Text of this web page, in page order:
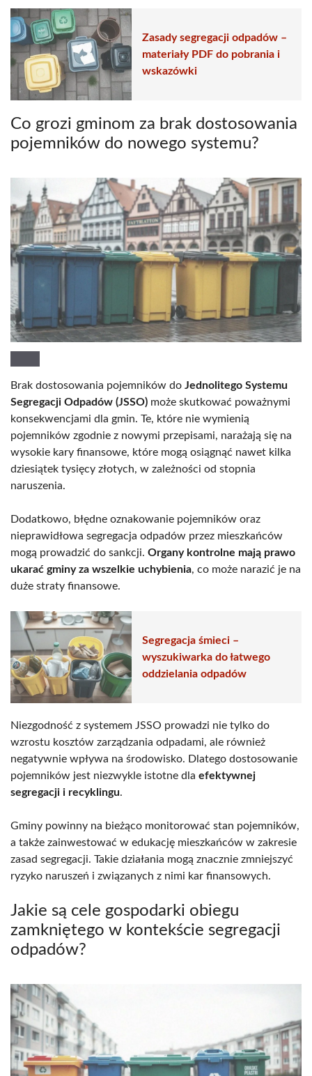
Zasady segregacji odpadów –
materiały PDF do pobrania i
wskazówki
Co grozi gminom za brak dostosowania
pojemników do nowego systemu?
Brak dostosowania pojemników do Jednolitego Systemu
Segregacji Odpadów (JSSO) może skutkować poważnymi
konsekwencjami dla gmin. Te, które nie wymienią
pojemników zgodnie z nowymi przepisami, narażają się na
wysokie kary finansowe, które mogą osiągnąć nawet kilka
dziesiątek tysięcy złotych, w zależności od stopnia
naruszenia.
Dodatkowo, błędne oznakowanie pojemników oraz
nieprawidłowa segregacja odpadów przez mieszkańców
mogą prowadzić do sankcji. Organy kontrolne mają prawo
ukarać gminy za wszelkie uchybienia, co może narazić je na
duże straty finansowe.
Segregacja śmieci –
wyszukiwarka do łatwego
oddzielania odpadów
Niezgodność z systemem JSSO prowadzi nie tylko do
wzrostu kosztów zarządzania odpadami, ale również
negatywnie wpływa na środowisko. Dlatego dostosowanie
pojemników jest niezwykle istotne dla efektywnej
segregacji i recyklingu.
Gminy powinny na bieżąco monitorować stan pojemników,
a także zainwestować w edukację mieszkańców w zakresie
zasad segregacji. Takie działania mogą znacznie zmniejszyć
ryzyko naruszeń i związanych z nimi kar finansowych.
Jakie są cele gospodarki obiegu
zamkniętego w kontekście segregacji
odpadów?